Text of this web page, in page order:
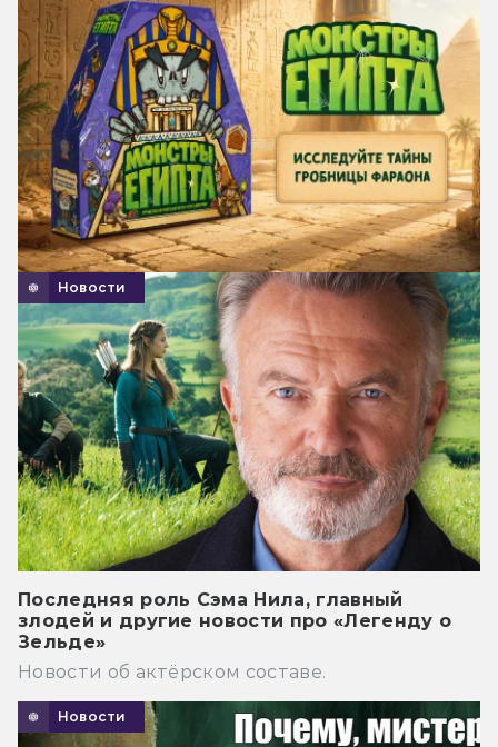
Новости
Последняя роль Сэма Нила, главный
злодей и другие новости про «Легенду о
Зельде»
Новости об актёрском составе.
Новости